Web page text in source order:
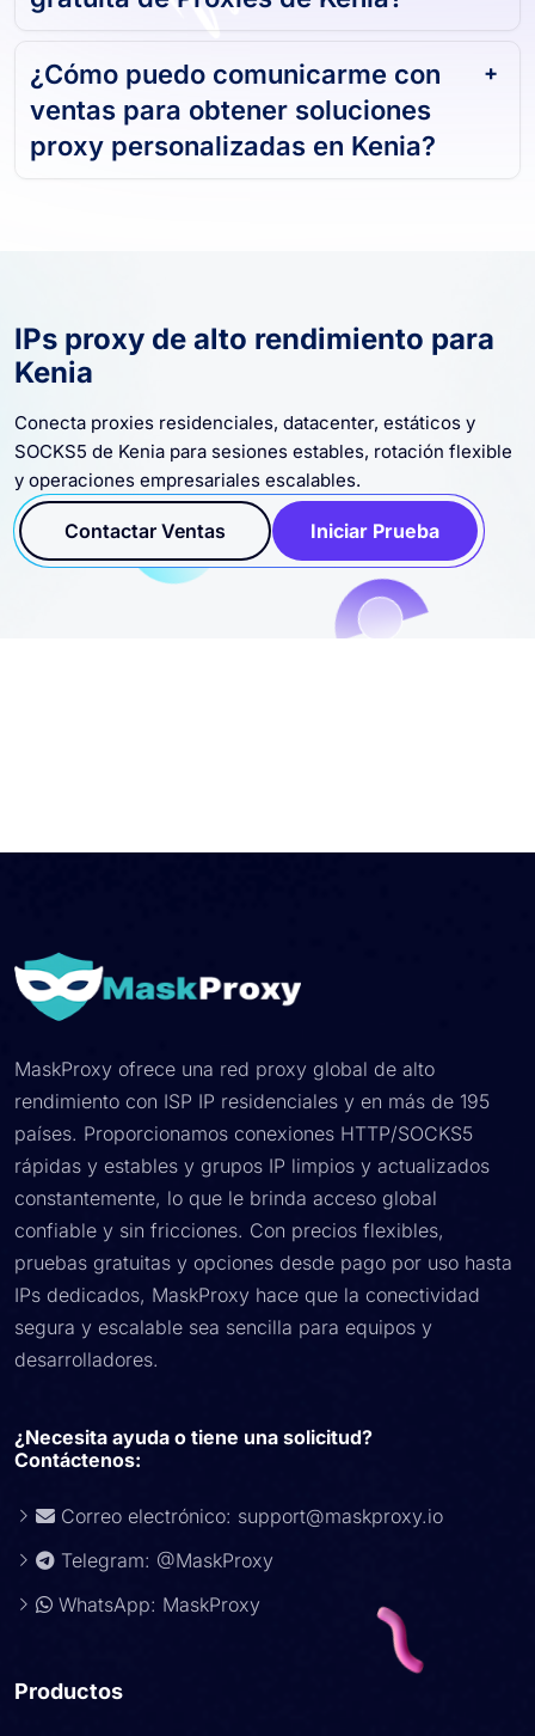
¿Cómo puedo comunicarme con
ventas para obtener soluciones
proxy personalizadas en Kenia?
IPs proxy de alto rendimiento para
Kenia
Conecta proxies residenciales, datacenter, estáticos y
SOCKS5 de Kenia para sesiones estables, rotación flexible
y operaciones empresariales escalables.
Contactar Ventas Iniciar Prueba
MaskProxy ofrece una red proxy global de alto
rendimiento con ISP IP residenciales y en más de 195
países. Proporcionamos conexiones HTTP/SOCKS5
rápidas y estables y grupos IP limpios y actualizados
constantemente, lo que le brinda acceso global
confiable y sin fricciones. Con precios flexibles,
pruebas gratuitas y opciones desde pago por uso hasta
IPs dedicados, MaskProxy hace que la conectividad
segura y escalable sea sencilla para equipos y
desarrolladores.
¿Necesita ayuda o tiene una solicitud?
Contáctenos:
Correo electrónico: support@maskproxy.io
Telegram: @MaskProxy
WhatsApp: MaskProxy
Productos